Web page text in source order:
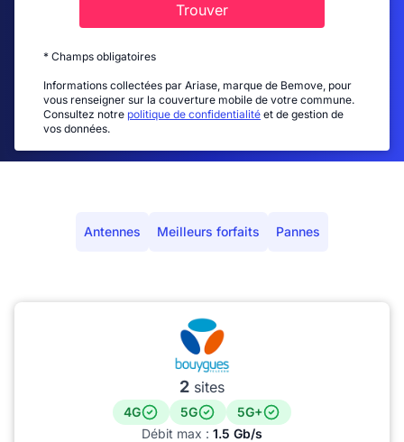
Trouver
* Champs obligatoires
Informations collectées par Ariase, marque de Bemove, pour
vous renseigner sur la couverture mobile de votre commune.
Consultez notre politique de confidentialité et de gestion de
vos données.
Antennes Meilleurs forfaits Pannes
2 sites
4G 5G
5G+
Débit max : 1.5 Gb/s